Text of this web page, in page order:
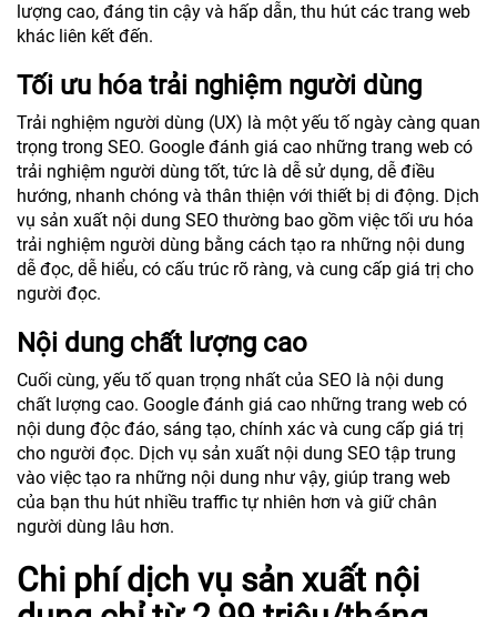
lượng cao, đáng tin cậy và hấp dẫn, thu hút các trang web
khác liên kết đến.
Tối ưu hóa trải nghiệm người dùng
Trải nghiệm người dùng (UX) là một yếu tố ngày càng quan
trọng trong SEO. Google đánh giá cao những trang web có
trải nghiệm người dùng tốt, tức là dễ sử dụng, dễ điều
hướng, nhanh chóng và thân thiện với thiết bị di động. Dịch
vụ sản xuất nội dung SEO thường bao gồm việc tối ưu hóa
trải nghiệm người dùng bằng cách tạo ra những nội dung
dễ đọc, dễ hiểu, có cấu trúc rõ ràng, và cung cấp giá trị cho
người đọc.
Nội dung chất lượng cao
Cuối cùng, yếu tố quan trọng nhất của SEO là nội dung
chất lượng cao. Google đánh giá cao những trang web có
nội dung độc đáo, sáng tạo, chính xác và cung cấp giá trị
cho người đọc. Dịch vụ sản xuất nội dung SEO tập trung
vào việc tạo ra những nội dung như vậy, giúp trang web
của bạn thu hút nhiều traffic tự nhiên hơn và giữ chân
người dùng lâu hơn.
Chi phí dịch vụ sản xuất nội